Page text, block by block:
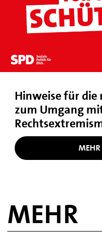
Hinweise für die
zum Umgang
MEHR
MEHR